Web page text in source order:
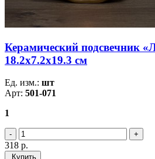
Керамический подсвечник
18.2х7.2х19.3 см
Ед. изм.: шт
Арт: 501-071
1
318 р.
Купить